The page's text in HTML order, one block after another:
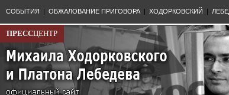
СОБЫТИЯ | ОБЖАЛОВАНИЕ ПРИГОВОРА | ХОДОРКОВСКИЙ |
ПРЕССЦЕНТР